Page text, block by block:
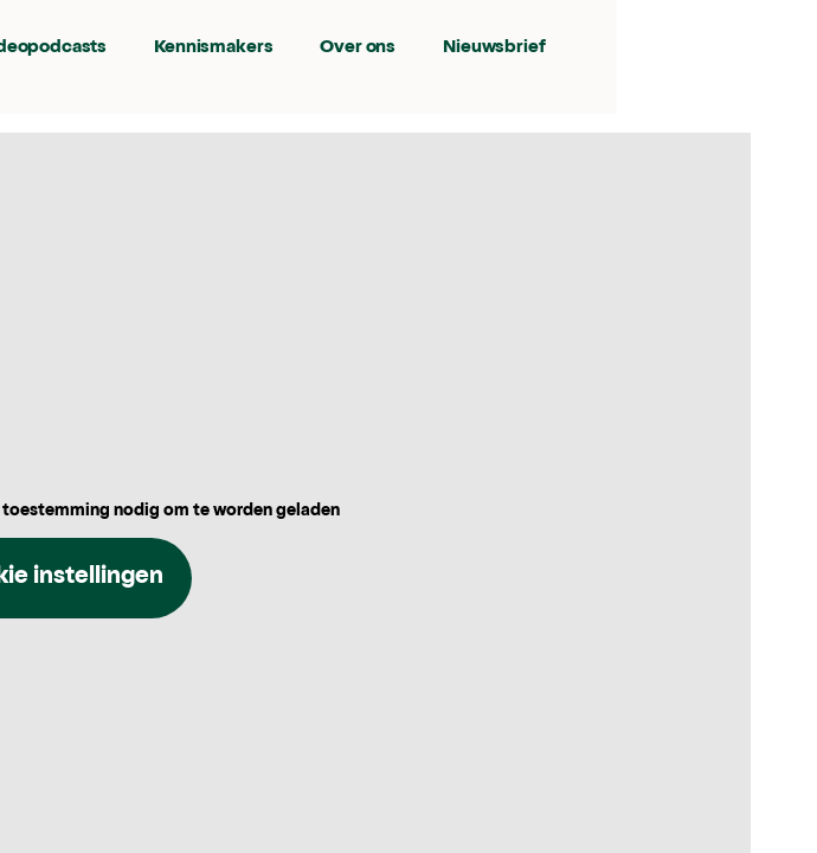
Kennismakers Over ons Nieuwsbrief
toestemming nodig om te worden geladen
instellingen